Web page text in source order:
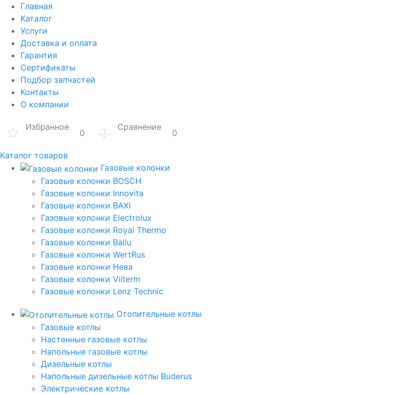
Главная
Каталог
Услуги
Доставка и оплата
Гарантия
Сертификаты
Подбор запчастей
Контакты
О компании
Избранное
0
Сравнение
0
Каталог товаров
Газовые колонки
Газовые колонки BOSCH
Газовые колонки Innovita
Газовые колонки BAXI
Газовые колонки Electrolux
Газовые колонки Royal Thermo
Газовые колонки Ballu
Газовые колонки WertRus
Газовые колонки Нева
Газовые колонки Vilterm
Газовые колонки Lenz Technic
Отопительные котлы
Газовые котлы
Настенные газовые котлы
Напольные газовые котлы
Дизельные котлы
Напольные дизельные котлы Buderus
Электрические котлы